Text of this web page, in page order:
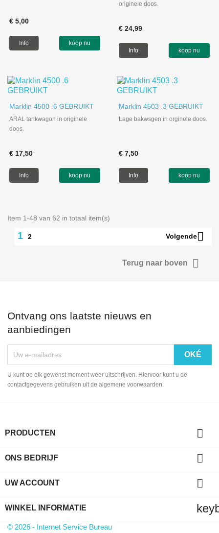
€ 5,00
Info koop nu
originele doos.
€ 24,99
Info koop nu
Marklin 4500 .6 GEBRUIKT
ARAL tankwagon in originele
doos.
€ 17,50
Info koop nu
Marklin 4503 .3 GEBRUIKT
Lage bakwsgen in orginele doos.
€ 7,50
Info koop nu
Item 1-48 van 62 in totaal item(s)
1 2 Volgende
Terug naar boven 
Ontvang ons laatste nieuws en
aanbiedingen
U kunt op elk gewenst moment weer uitschrijven. Hiervoor kunt u de
contactgegevens gebruiken uit de algemene voorwaarden.
PRODUCTEN 
ONS BEDRIJF 
UW ACCOUNT 
WINKEL INFORMATIE
© 2026 - Internet Service Bureau